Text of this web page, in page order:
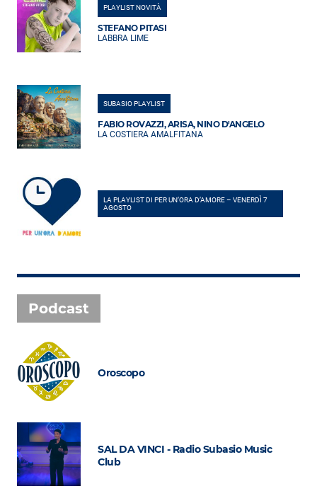
PLAYLIST NOVITÀ
STEFANO PITASI
LABBRA LIME
SUBASIO PLAYLIST
FABIO ROVAZZI, ARISA, NINO D'ANGELO
LA COSTIERA AMALFITANA
LA PLAYLIST DI PER UN’ORA D’AMORE – VENERDÌ 7
AGOSTO
Podcast
Oroscopo
SAL DA VINCI - Radio Subasio Music
Club